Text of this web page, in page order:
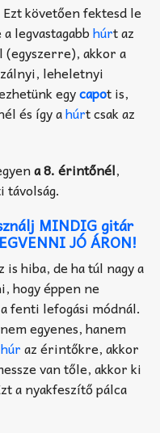
követően fektesd le
legvastagabbhúrt az
akkor a
leheletnyi
egycapot is,
és így ahúrt csak az
a 8. érintőnél,
távolság.
MINDIG gitár
JÓ ÁRON!
is hiba, de ha túl nagy a
hogy éppen ne
fenti lefogási módnál.
egyenes, hanem
húraz érintőkre, akkor
van tőle, akkor ki
a nyakfeszítő pálca